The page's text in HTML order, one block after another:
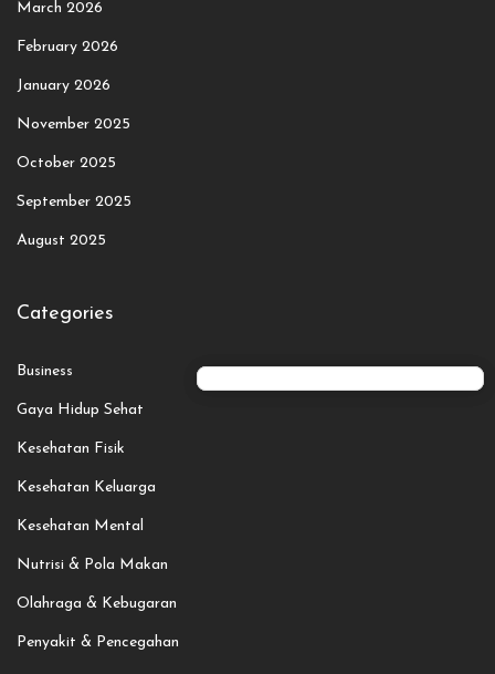
March 2026
February 2026
January 2026
November 2025
October 2025
September 2025
August 2025
Categories
Business
Gaya Hidup Sehat
Kesehatan Fisik
Kesehatan Keluarga
Kesehatan Mental
Nutrisi & Pola Makan
Olahraga & Kebugaran
Penyakit & Pencegahan